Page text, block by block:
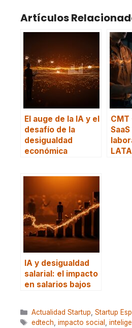
Artículos
El auge de la IA y el
desafío de la
desigualdad
económica
IA y desigualdad
salarial: el impacto
en salarios bajos
Categorías
Actualidad Startup Startup
Etiquetas
edtech impacto social